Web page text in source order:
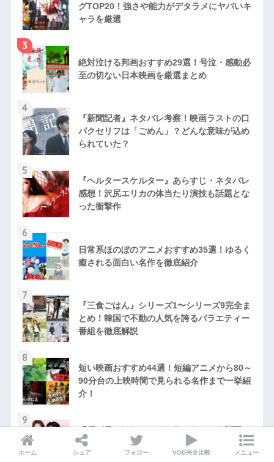
グTOP20！強さや能力がデタラメにヤバいキ
ャラを厳選
3
絶対泣ける邦画おすすめ29選！号泣・感動必
至の切ない日本映画を厳選まとめ
4
『新聞記者』ネタバレ考察！映画ラストの口
パクセリフは「ごめん」？どんな意味が込め
られていた？
5
『ヘルタースケルター』あらすじ・ネタバレ
感想！沢尻エリカの体当たり演技も話題とな
った衝撃作
6
日常系ほのぼのアニメおすすめ35選！ゆるく
癒される面白い名作を徹底紹介
7
『三食ごはん』シリーズ1〜シリーズ9完全ま
とめ！韓国で不動の人気を誇るバラエティー
番組を徹底解説
8
短い映画おすすめ44選！短編アニメから80～
90分台の上映時間で見られる名作まで一挙紹
介！
9
『僕が見つけたシンデレラ』キャスト相関
図・あらすじ・ネタバレ感想！ソ・ヒョンジ
ン×イ・ミンギのラブロマンス
ホーム シェア フォロー VOD完全比較 メニュー